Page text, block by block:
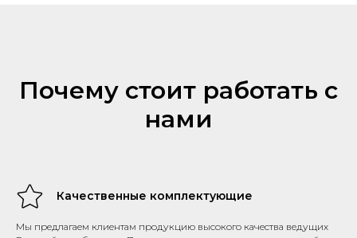
Почему стоит работать с
нами
Качественные комплектующие
Мы предлагаем клиентам продукцию высокого качества ведущих